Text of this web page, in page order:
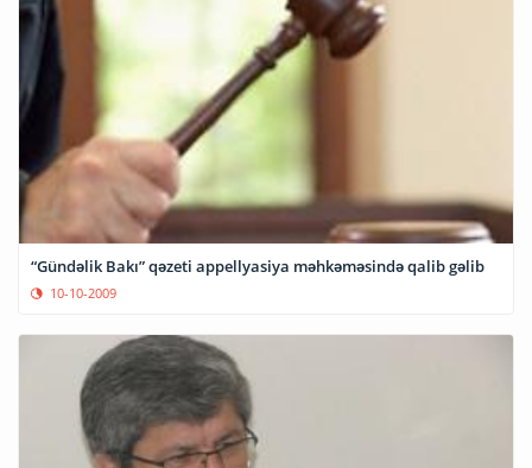
“Gündəlik Bakı” qəzeti appellyasiya məhkəməsində qalib gəlib
10-10-2009